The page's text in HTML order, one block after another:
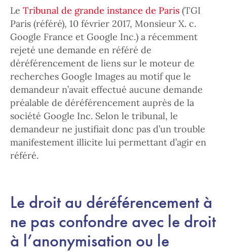
Le Tribunal de grande instance de Paris (TGI
Paris (référé), 10 février 2017, Monsieur X. c.
Google France et Google Inc.) a récemment
rejeté une demande en référé de
déréférencement de liens sur le moteur de
recherches Google Images au motif que le
demandeur n’avait effectué aucune demande
préalable de déréférencement auprès de la
société Google Inc. Selon le tribunal, le
demandeur ne justifiait donc pas d’un trouble
manifestement illicite lui permettant d’agir en
référé.
Le droit au déréférencement à
ne pas confondre avec le droit
à l’anonymisation ou le